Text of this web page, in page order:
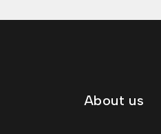
About us